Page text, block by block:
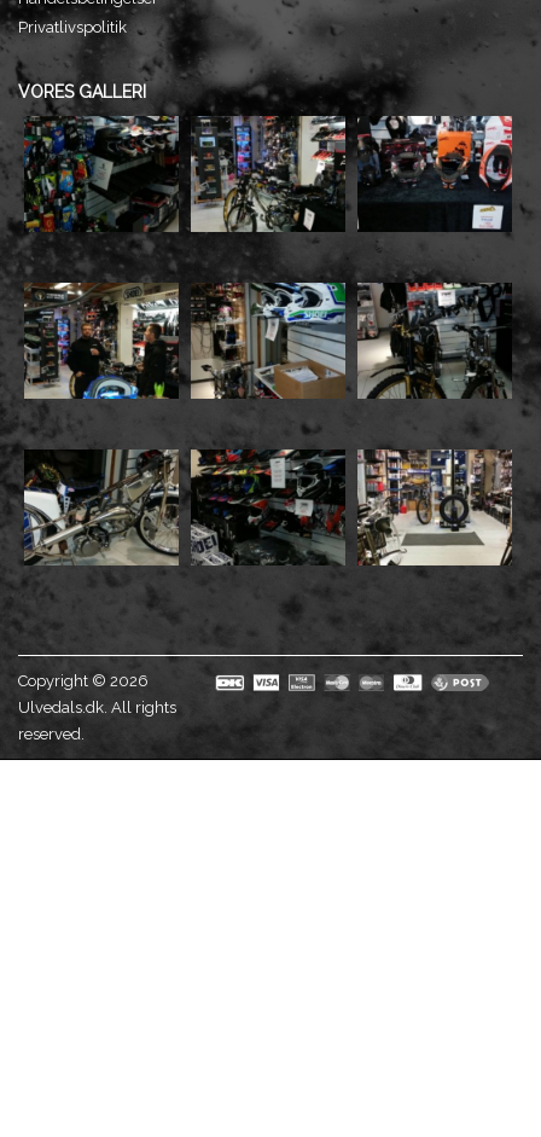
Privatlivspolitik
VORES GALLERI
Copyright © 2026
Ulvedals.dk. All rights
reserved.